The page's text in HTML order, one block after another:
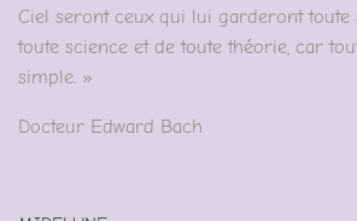
Ciel seront ceux qui lui garderont toute
toute science et de toute théorie, car
simple. »
Docteur Edward Bach